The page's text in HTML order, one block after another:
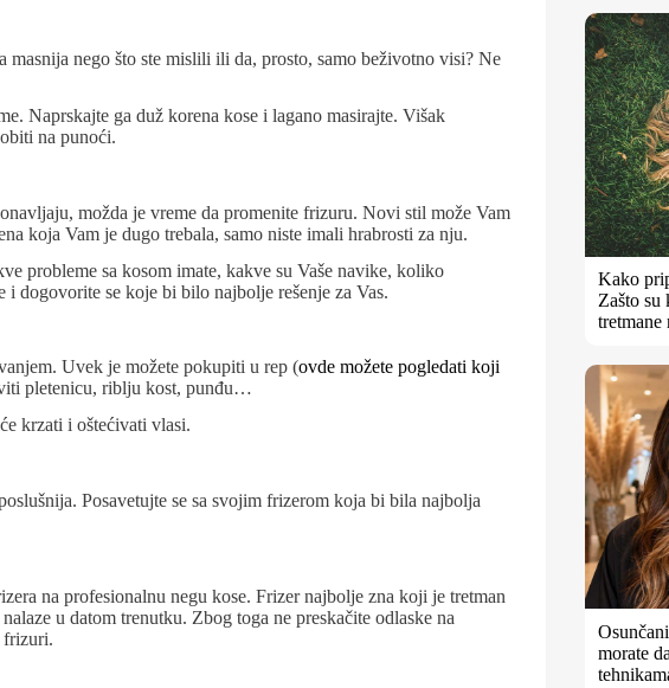
masnija nego što ste mislili ili da, prosto, samo beživotno visi? Ne
Naprskajte ga duž korena kose i lagano masirajte. Višak
na punoći.
možda je vreme da promenite frizuru. Novi stil može Vam
koja Vam je dugo trebala, samo niste imali hrabrosti za nju.
probleme sa kosom imate, kakve su Vaše navike, koliko
dogovorite se koje bi bilo najbolje rešenje za Vas.
Uvek je možete pokupiti u rep (ovde možete pogledati koji
pletenicu, riblju kost, punđu…
krzati i oštećivati vlasi.
Posavetujte se sa svojim frizerom koja bi bila najbolja
na profesionalnu negu kose. Frizer najbolje zna koji je tretman
u datom trenutku. Zbog toga ne preskačite odlaske na
frizuri.
Kako
Zašto su
tretmane
morate